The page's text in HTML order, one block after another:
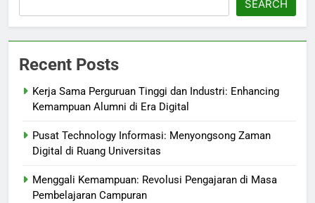
SEARCH
Recent Posts
Kerja Sama Perguruan Tinggi dan Industri: Enhancing
Kemampuan Alumni di Era Digital
Pusat Technology Informasi: Menyongsong Zaman
Digital di Ruang Universitas
Menggali Kemampuan: Revolusi Pengajaran di Masa
Pembelajaran Campuran